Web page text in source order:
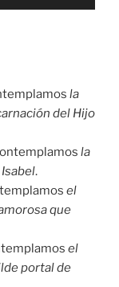
la
del Hijo
la
.
el
que
el
portal de